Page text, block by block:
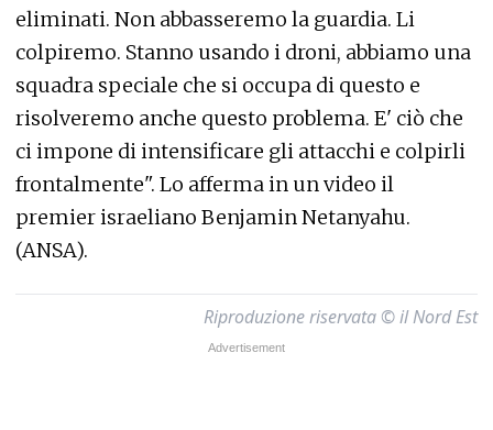
eliminati. Non abbasseremo la guardia. Li
colpiremo. Stanno usando i droni, abbiamo una
squadra speciale che si occupa di questo e
risolveremo anche questo problema. E' ciò che
ci impone di intensificare gli attacchi e colpirli
frontalmente". Lo afferma in un video il
premier israeliano Benjamin Netanyahu.
(ANSA).
Riproduzione riservata © il Nord Est